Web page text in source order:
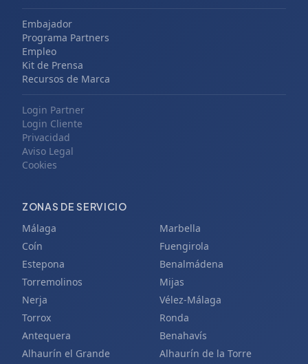
Embajador
Programa Partners
Empleo
Kit de Prensa
Recursos de Marca
Login Partner
Login Cliente
Privacidad
Aviso Legal
Cookies
ZONAS DE SERVICIO
Málaga
Marbella
Coín
Fuengirola
Estepona
Benalmádena
Torremolinos
Mijas
Nerja
Vélez-Málaga
Torrox
Ronda
Antequera
Benahavís
Alhaurín el Grande
Alhaurín de la Torre